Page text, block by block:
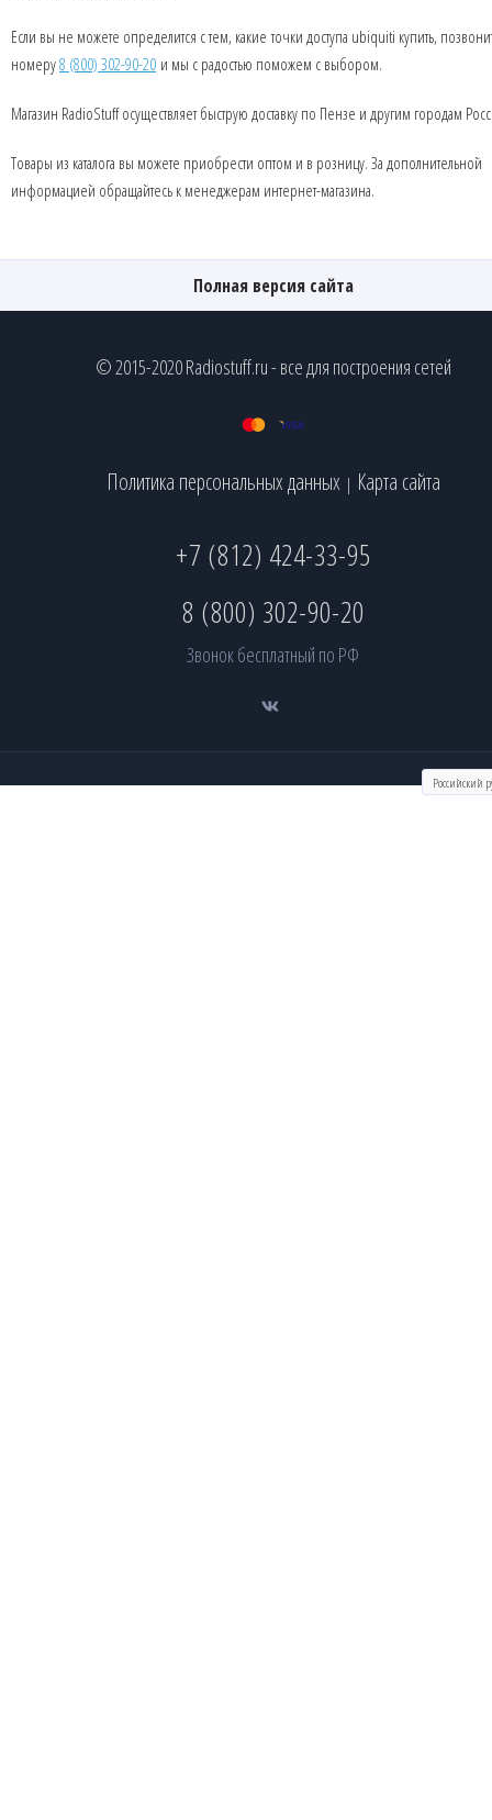
Если вы не можете определится с тем, какие точки доступа ubiquiti купить,
номеру8 (800) 302-90-20 и мы с радостью поможем с выбором.
Магазин RadioStuff осуществляет быструю доставку по Пензе и другим городам
Товары из каталога вы можете приобрести оптом и в розницу. За дополнительной
информацией обращайтесь к менеджерам интернет-магазина.
Полная версия сайта
© 2015-2020 Radiostuff.ru - все для построения сетей
Политика персональных данных | Карта сайта
+7 (812) 424-33-95
8 (800) 302-90-20
Звонок бесплатный по РФ